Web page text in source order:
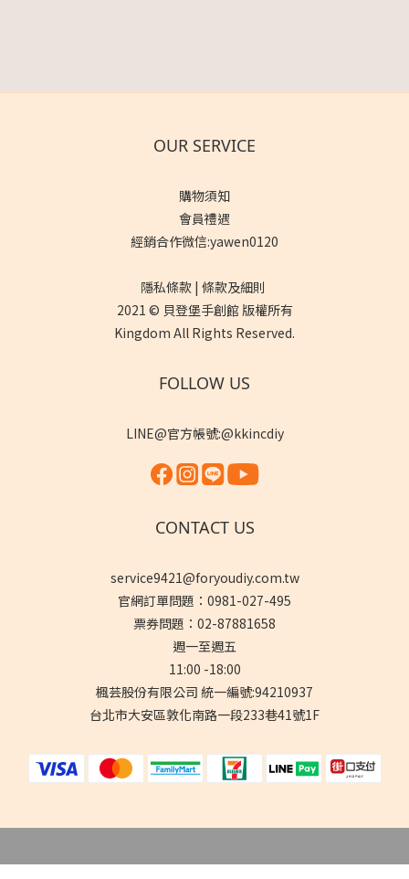
OUR SERVICE
購物須知
會員禮遇
經銷合作微信:yawen0120
隱私條款 | 條款及細則
2021 © 貝登堡手創館 版權所有
Kingdom All Rights Reserved.
FOLLOW US
LINE@官方帳號:@kkincdiy
CONTACT US
service9421@foryoudiy.com.tw
官網訂單問題：0981-027-495
票券問題：02-87881658
週一至週五
11:00 -18:00
楓芸股份有限公司 統一編號:94210937
台北市大安區敦化南路一段233巷41號1F